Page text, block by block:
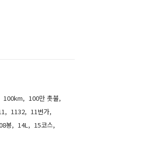
100km, 100만 촛불,
1132, 11번가,
봉, 14L, 15코스,